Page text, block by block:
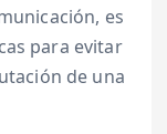
es
para evitar
de una